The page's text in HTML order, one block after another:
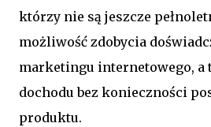
którzy nie są jeszcze
możliwość zdobycia
marketingu internetowego, a
dochodu bez konieczności
produktu.